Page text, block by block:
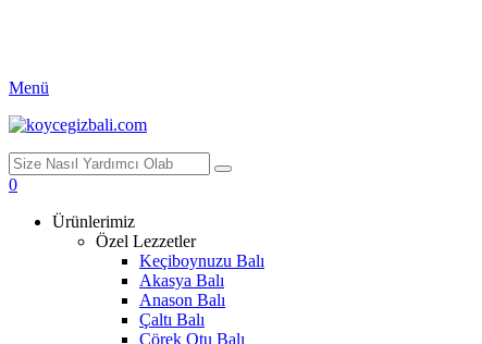
Menü
0
Ürünlerimiz
Özel Lezzetler
Keçiboynuzu Balı
Akasya Balı
Anason Balı
Çaltı Balı
Çörek Otu Balı